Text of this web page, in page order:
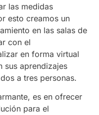
las medidas
esto creamos un
en las salas de
con el
en forma virtual
sus aprendizajes
a tres personas.
es en ofrecer
para el